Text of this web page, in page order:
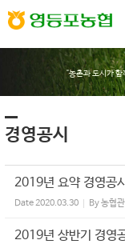
"농촌과 도시가
경영공시
2019년 요약 경영공시
Date2020.03.30 By농협
2019년 상반기 경영